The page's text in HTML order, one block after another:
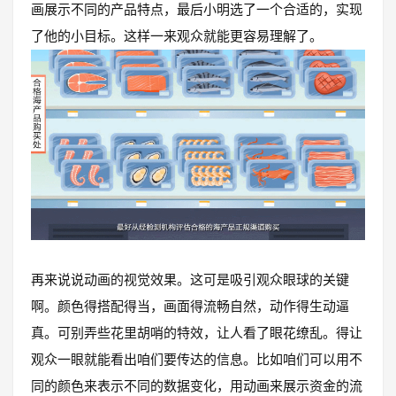
画展示不同的产品特点，最后小明选了一个合适的，实现
了他的小目标。这样一来观众就能更容易理解了。
再来说说动画的视觉效果。这可是吸引观众眼球的关键
啊。颜色得搭配得当，画面得流畅自然，动作得生动逼
真。可别弄些花里胡哨的特效，让人看了眼花缭乱。得让
观众一眼就能看出咱们要传达的信息。比如咱们可以用不
同的颜色来表示不同的数据变化，用动画来展示资金的流